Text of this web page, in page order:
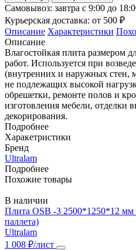
Самовывоз: завтра с 9:00 до
Курьерская доставка: от 500 ₽
Описание Характеристики
Описание
Влагостойкая плита размером
работ. Используется при
(внутренних и наружных стен,
не подлежащих высокой
обрешетки, ремонте полов и
изготовления мебели, отделки
декорирования.
Подробнее
Харакетристики
Бренд
Ultralam
Подробнее
Похожие товары
В наличии
Плита OSB -3 2500*1250*12
паллета)
Ultralam
1 008 ₽/лист